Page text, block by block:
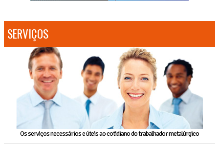
SERVIÇOS
Os serviços necessários e úteis ao cotidiano do trabalhador metalúrgico